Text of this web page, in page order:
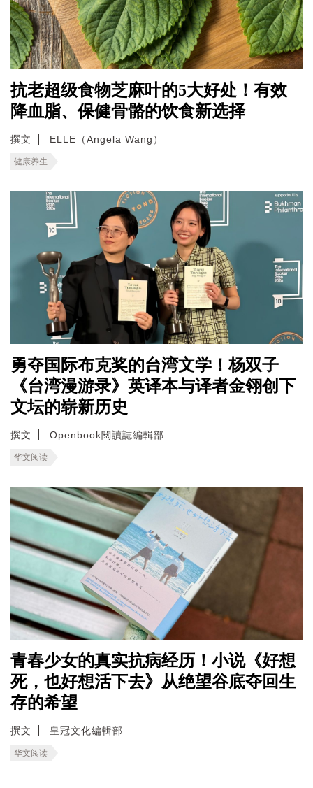
抗老超级食物芝麻叶的5大好处！有效
降血脂、保健骨骼的饮食新选择
撰文 ELLE（Angela Wang）
健康养生
勇夺国际布克奖的台湾文学！杨双子
《台湾漫游录》英译本与译者金翎创下
文坛的崭新历史
撰文 Openbook閱讀誌編輯部
华文阅读
青春少女的真实抗病经历！小说《好想
死，也好想活下去》从绝望谷底夺回生
存的希望
撰文 皇冠文化編輯部
华文阅读